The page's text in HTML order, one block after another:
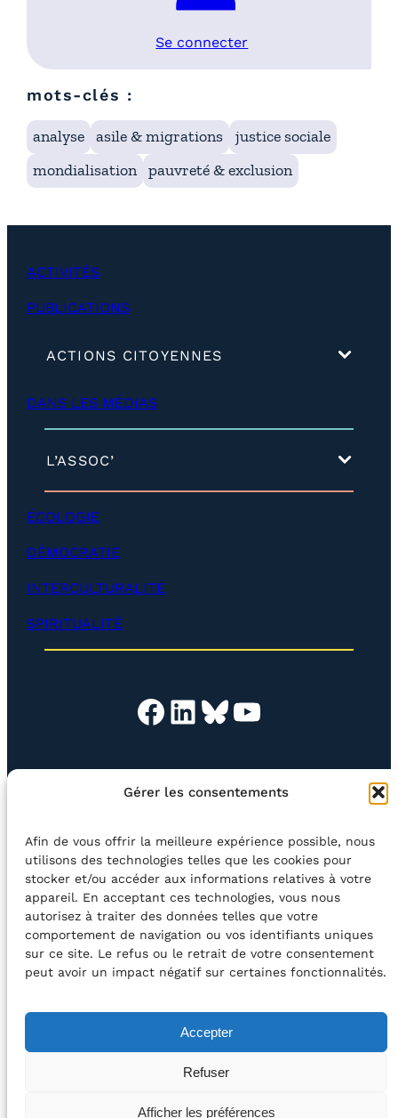
Gérer les consentements
Afin de vous offrir la meilleure expérience possible, nous
utilisons des technologies telles que les cookies pour
stocker et/ou accéder aux informations relatives à votre
appareil. En acceptant ces technologies, vous nous
autorisez à traiter des données telles que votre
comportement de navigation ou vos identifiants uniques
sur ce site. Le refus ou le retrait de votre consentement
peut avoir un impact négatif sur certaines fonctionnalités.
Accepter
Refuser
Afficher les préférences
Se connecter
mots-clés :
analyse asile & migrations
justice sociale
mondialisation
pauvreté & exclusion
ACTIVITÉS
PUBLICATIONS
ACTIONS CITOYENNES
p
DANS LES MÉDIAS
L’ASSOC’
é
l
o
p
e
r
)
ÉCOLOGIE
DÉMOCRATIE
INTERCULTURALITÉ
SPIRITUALITÉ
Facebook LinkedIn Bluesky YouTube
EN QUESTION BOUTIQUE NEWSLETTER
CONTACT
Rechercher
©2026 Centre Avec asblBE33 5230​ 8091​ 4546
avec le soutien de la Fédération Wallonie-Bruxelles
POLITIQUE DE CONFIDENTIALITÉ